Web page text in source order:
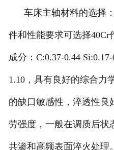
车床主轴材料的选择：
件和性能要求可选择40Cr
成分：C:0.37-0.44
1.10，具有良好的综合力
的缺口敏感性，淬透性良
劳强度，一般在调质后状
共渗和高频表面淬火处理。